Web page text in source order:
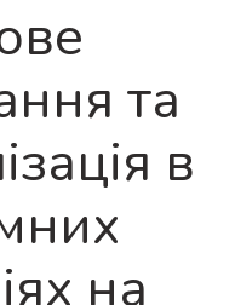
та
в
на